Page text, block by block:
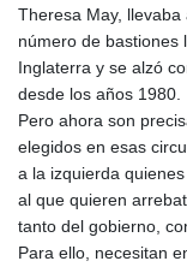
Theresa May,
número de bastiones
Inglaterra y se alzó
desde los años 1980.
Pero ahora son
elegidos en esas
a la izquierda
al que quieren
tanto del gobierno,
Para ello, necesitan